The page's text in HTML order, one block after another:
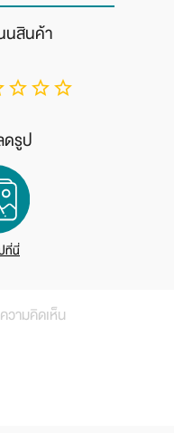
นสินค้า
ดรูป
ที่นี่
วามคิดเห็น